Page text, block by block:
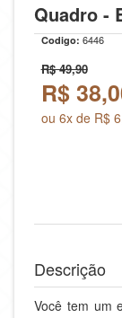
Quadro -
Codigo: 6446
R$ 49,90
R$
ou 6x de R$
Descrição
Você tem um